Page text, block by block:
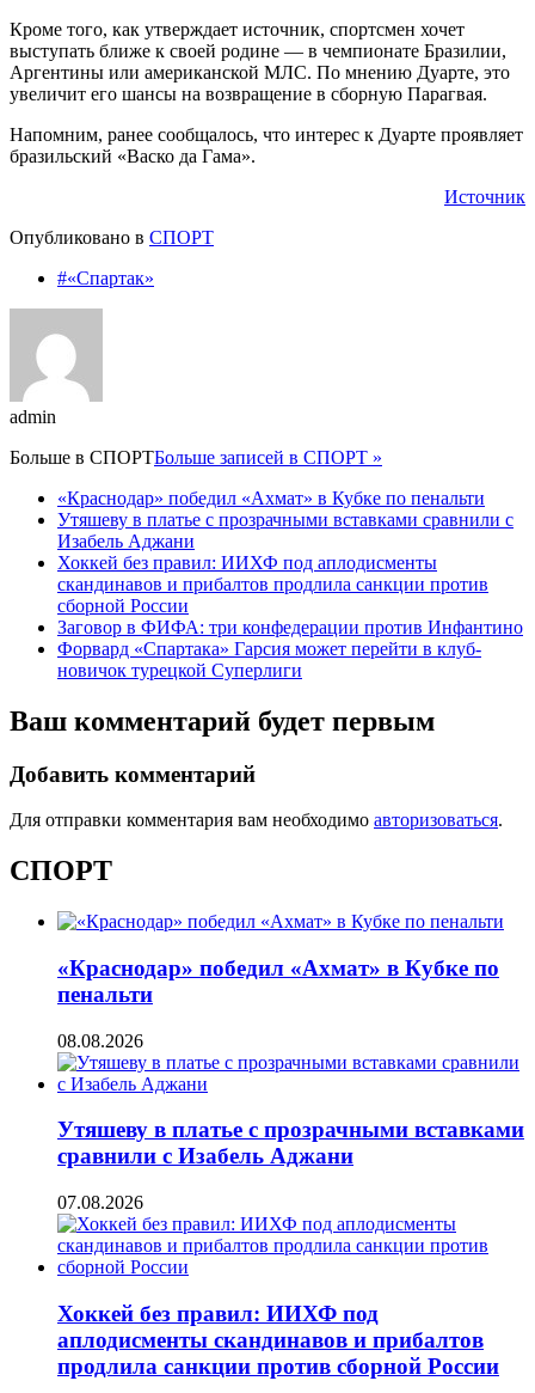
Кроме того, как утверждает источник, спортсмен хочет
выступать ближе к своей родине — в чемпионате Бразилии,
Аргентины или американской МЛС. По мнению Дуарте, это
увеличит его шансы на возвращение в сборную Парагвая.
Напомним, ранее сообщалось, что интерес к Дуарте проявляет
бразильский «Васко да Гама».
Источник
Опубликовано в СПОРТ
#«Спартак»
admin
Больше в СПОРТБольше записей в СПОРТ »
«Краснодар» победил «Ахмат» в Кубке по пенальти
Утяшеву в платье с прозрачными вставками сравнили с
Изабель Аджани
Хоккей без правил: ИИХФ под аплодисменты
скандинавов и прибалтов продлила санкции против
сборной России
Заговор в ФИФА: три конфедерации против Инфантино
Форвард «Спартака» Гарсия может перейти в клуб-
новичок турецкой Суперлиги
Ваш комментарий будет первым
Добавить комментарий
Для отправки комментария вам необходимо авторизоваться.
СПОРТ
«Краснодар» победил «Ахмат» в Кубке по
пенальти
08.08.2026
Утяшеву в платье с прозрачными вставками
сравнили с Изабель Аджани
07.08.2026
Хоккей без правил: ИИХФ под
аплодисменты скандинавов и прибалтов
продлила санкции против сборной России